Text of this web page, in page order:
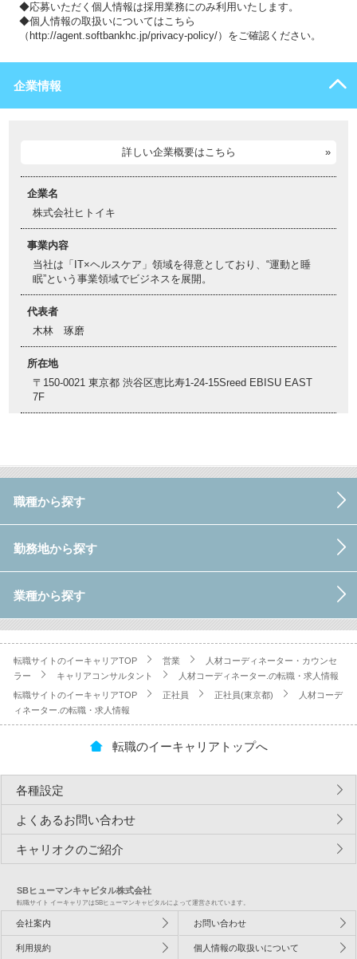
◆応募いただく個人情報は採用業務にのみ利用いたします。
◆個人情報の取扱いについてはこちら
（http://agent.softbankhc.jp/privacy-policy/）をご確認ください。
企業情報
詳しい企業概要はこちら
企業名
株式会社ヒトイキ
事業内容
当社は「IT×ヘルスケア」領域を得意としており、“運動と睡
眠”という事業領域でビジネスを展開。
代表者
木林 琢磨
所在地
〒150-0021 東京都 渋谷区恵比寿1-24-15Sreed EBISU EAST
7F
職種から探す
勤務地から探す
業種から探す
転職サイトのイーキャリアTOP 営業
人材コーディネーター・カウンセ
ラー
キャリアコンサルタント 人材コーディネーター.の転職・求人情報
転職サイトのイーキャリアTOP 正社員 正社員(東京都)
人材コーデ
ィネーター.の転職・求人情報
転職のイーキャリアトップへ
各種設定
よくあるお問い合わせ
キャリオクのご紹介
SBヒューマンキャピタル株式会社
転職サイト イーキャリアはSBヒューマンキャピタルによって運営されています。
会社案内 お問い合わせ
利用規約 個人情報の取扱いについて